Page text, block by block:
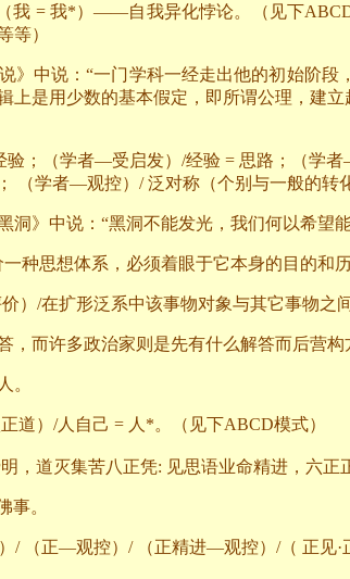
我 = 我*）——自我异化悖论。（见下
等）
》中说：“一门学科一经走出他的初始阶
上是用少数的基本假定，即所谓公理，建
验；（学者—受启发）/经验 = 思路；（学者
（学者—观控） /泛对称（个别与一般的转
》中说：“黑洞不能发光，我们何以希望
种思想体系，必须着眼于它本身的目的
） /在扩形泛系中该事物对象与其它事物之
，而许多政治家则是先有什么解答而后营构
。
道） /人自己 = 人 *。（见下ABCD模式）
，道灭集苦八正凭: 见思语业命精进，六正
事。
/ （正—观控） / （正精进—观控） /（ 正见·